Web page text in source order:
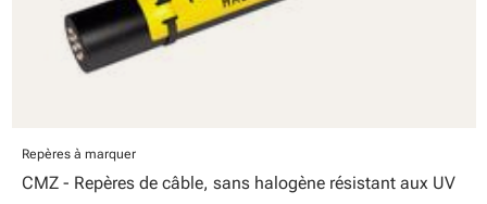
Repères à marquer
CMZ - Repères de câble, sans halogène résistant aux UV